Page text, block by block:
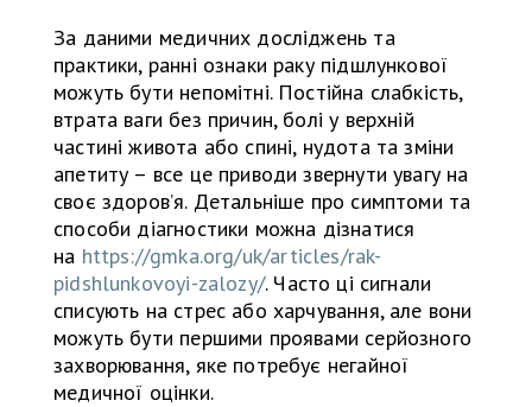
За даними медичних досліджень та
практики, ранні ознаки раку підшлункової
можуть бути непомітні. Постійна слабкість,
втрата ваги без причин, болі у верхній
частині живота або спині, нудота та зміни
апетиту – все це приводи звернути увагу на
своє здоров’я. Детальніше про симптоми та
способи діагностики можна дізнатися
на https://gmka.org/uk/articles/rak-
pidshlunkovoyi-zalozy/. Часто ці сигнали
списують на стрес або харчування, але вони
можуть бути першими проявами серйозного
захворювання, яке потребує негайної
медичної оцінки.